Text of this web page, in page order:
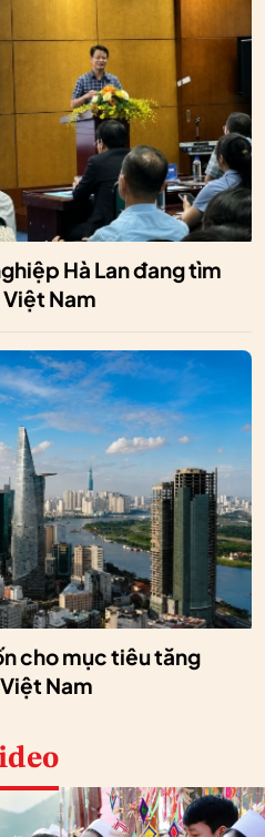
Hà Lan đang tìm
Nam
cho mục tiêu tăng
Nam